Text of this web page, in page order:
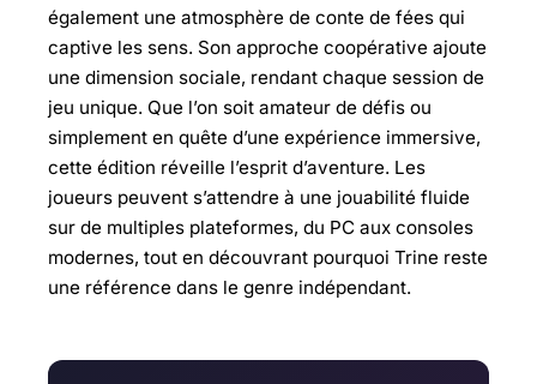
également une atmosphère de conte de fées qui
captive les sens. Son approche coopérative ajoute
une dimension sociale, rendant chaque session de
jeu unique. Que l’on soit amateur de défis ou
simplement en quête d’une expérience immersive,
cette édition réveille l’esprit d’aventure. Les
joueurs peuvent s’attendre à une jouabilité fluide
sur de multiples plateformes, du PC aux consoles
modernes, tout en découvrant pourquoi Trine reste
une référence dans le genre indépendant.